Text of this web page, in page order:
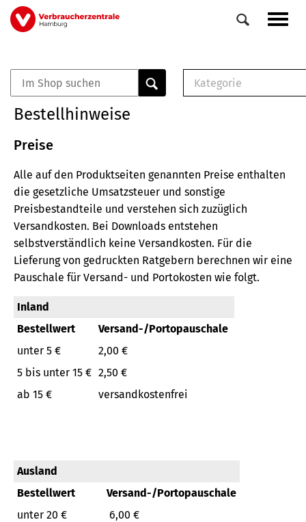
Direkt
zum
Veranstaltungen
0
Elemente
Kategorie
Broschüre
Buch
Bestellhinweise
Preise
Alle auf den Produktseiten genannten Preise enthalten
die gesetzliche Umsatzsteuer und sonstige
Preisbestandteile und verstehen sich zuzüglich
Versandkosten. Bei Downloads entstehen
selbstverständlich keine Versandkosten. Für die
Lieferung von gedruckten Ratgebern berechnen wir eine
Pauschale für Versand- und Portokosten wie folgt.
Inland
Bestellwert
Versand-/Portopauschale
unter 5 €
2,00 €
5 bis unter 15 € 2,50 €
ab 15 €
versandkostenfrei
Ausland
Bestellwert
Versand-/Portopauschale
unter 20 €
6,00 €